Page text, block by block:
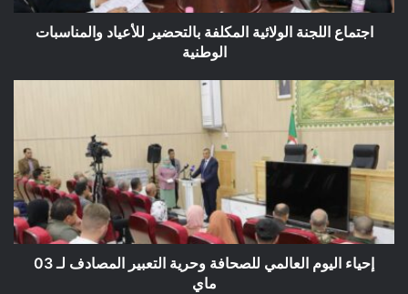
اجتماع اللجنة الولائية المكلفة بالتحضير للأعياد والمناسبات
الوطنية
إحياء
اليوم
العالمي
للصحافة
وحرية
التعبير
المصادف
لـ
03
إحياء اليوم العالمي للصحافة وحرية التعبير المصادف لـ 03
ماي